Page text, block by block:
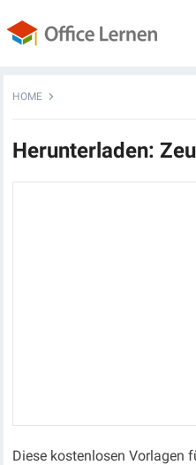
HOME
Herunterladen:
Diese kostenlosen Vorlagen